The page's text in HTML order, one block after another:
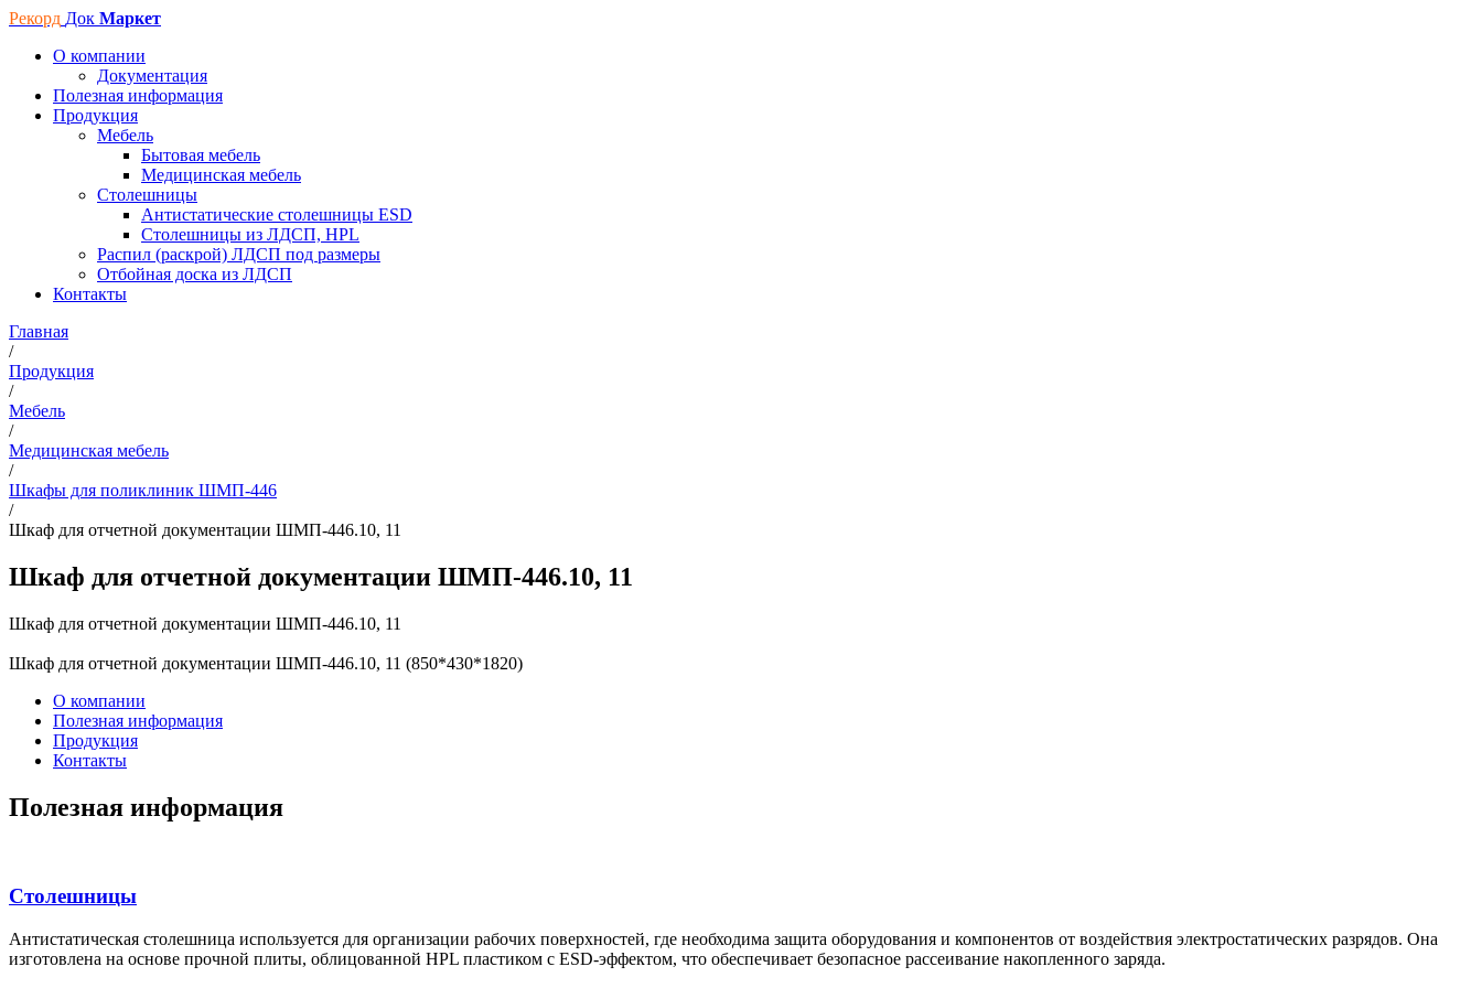
Рекорд Док Маркет
О компании
Документация
Полезная информация
Продукция
Мебель
Бытовая мебель
Медицинская мебель
Столешницы
Антистатические столешницы ESD
Столешницы из ЛДСП, HPL
Распил (раскрой) ЛДСП под размеры
Отбойная доска из ЛДСП
Контакты
Главная
/
Продукция
/
Мебель
/
Медицинская мебель
/
Шкафы для поликлиник ШМП-446
/
Шкаф для отчетной документации ШМП-446.10, 11
Шкаф для отчетной документации ШМП-446.10, 11
Шкаф для отчетной документации ШМП-446.10, 11
Шкаф для отчетной документации ШМП-446.10, 11 (850*430*1820)
О компании
Полезная информация
Продукция
Контакты
Полезная информация
Столешницы
Антистатическая столешница используется для организации рабочих поверхностей, где необходима защита оборудования и компонентов от воздействия электростатических разрядов. Она
изготовлена на основе прочной плиты, облицованной HPL пластиком с ESD-эффектом, что обеспечивает безопасное рассеивание накопленного заряда.